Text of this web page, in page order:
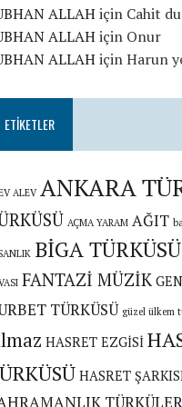
ALLAHiçin Cahit
ALLAHiçin Onur
ALLAHiçinHarun
ETIKETLER
ALEV ANKARA
AÇMA YARAM AĞIT
BİGA TÜRKÜSÜ
FANTAZİ MÜZİK
TÜRKÜSÜ güzel ülkem
HASRET EZGİSİ
HASRET